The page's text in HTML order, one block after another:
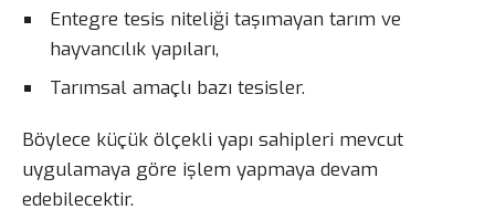
Entegre tesis niteliği taşımayan tarım ve
hayvancılık yapıları,
Tarımsal amaçlı bazı tesisler.
Böylece küçük ölçekli yapı sahipleri mevcut
uygulamaya göre işlem yapmaya devam
edebilecektir.